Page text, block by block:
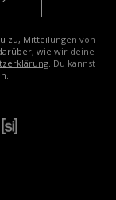
zu, Mitteilungen von
wie wir deine
. Du kannst